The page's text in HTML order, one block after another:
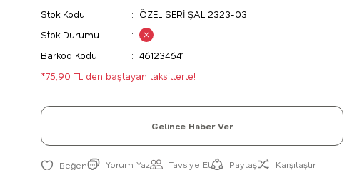
Stok Kodu
ÖZEL SERİ ŞAL 2323-03
Stok Durumu
Barkod Kodu
461234641
*75,90 TL den başlayan taksitlerle!
Gelince Haber Ver
Yorum Yaz Tavsiye Et Paylaş Karşılaştır